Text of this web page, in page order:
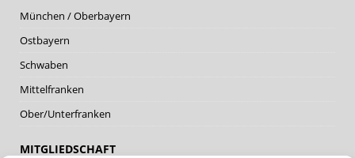
München / Oberbayern
Ostbayern
Schwaben
Mittelfranken
Ober/Unterfranken
MITGLIEDSCHAFT